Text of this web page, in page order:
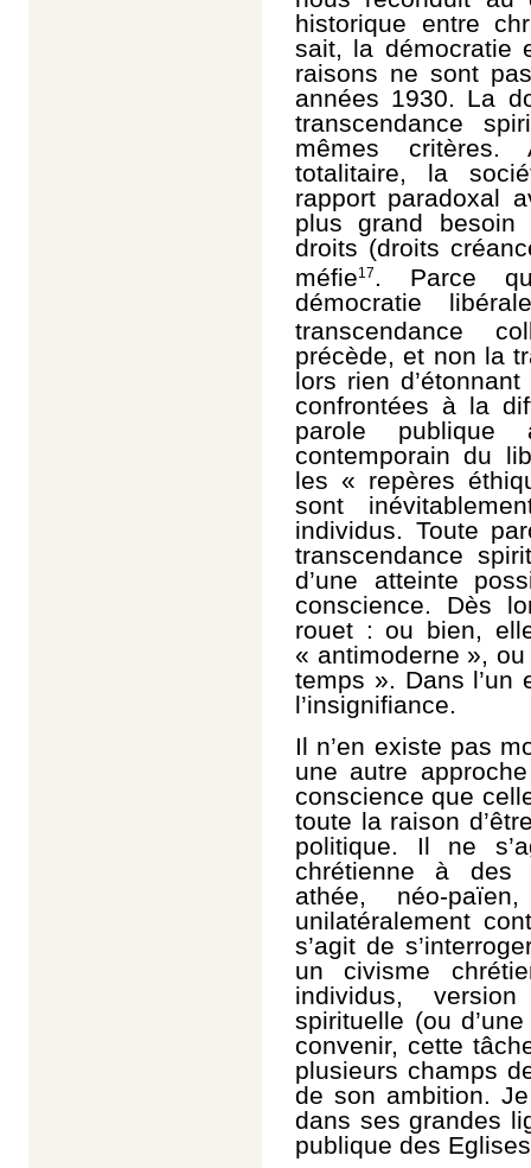
historique entre
sait, la démocratie
raisons ne sont
années 1930. La
transcendance
mêmes critères.
totalitaire, la
rapport paradoxal
plus grand besoin
droits (droits
méfie17
. Parce
démocratie
transcendance
précède, et non la
lors rien
confrontées à la
parole publique
contemporain du
les « repères
sont
individus. Toute
transcendance
d’une atteinte
conscience. Dès
rouet : ou bien,
« antimoderne », ou
temps ». Dans l’un
l’insignifiance.
Il n’en existe pas
une autre
conscience que
toute la raison
politique. Il ne
chrétienne à des
athée, néo-
unilatéralement
s’agit de
un civisme
individus,
spirituelle (ou
convenir, cette
plusieurs champs
de son ambition.
dans ses grandes
publique des